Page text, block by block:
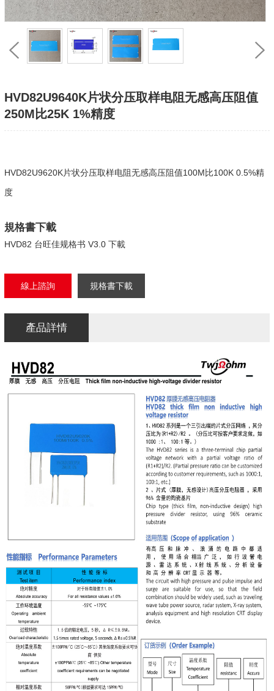
HVD82U9640K片状分压取样电阻无感高压阻值
250M比25K 1%精度
HVD82U9620K片状分压取样电阻无感高压阻值100M比100K 0.5%精
度
規格書下載
HVD82 台旺佳规格书 V3.0 下載
線上諮詢 規格書下載
產品詳情